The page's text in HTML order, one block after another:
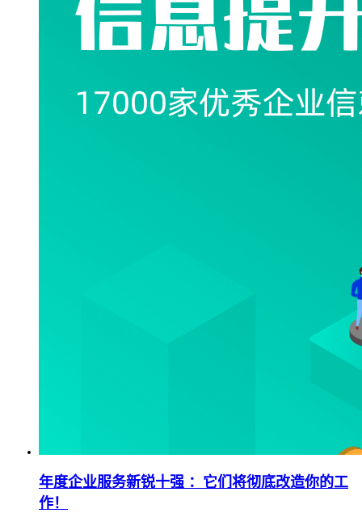
年度企业服务新锐十强 ：它们将彻底改造你的工
作！